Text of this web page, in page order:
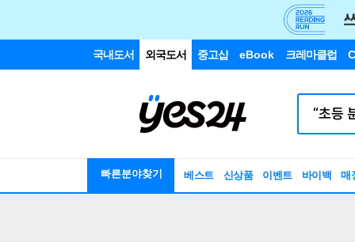
국내도서 외국도서 중고샵 eBook 크레마클럽
빠른분야찾기 베스트 신상품 이벤트 바이백 매